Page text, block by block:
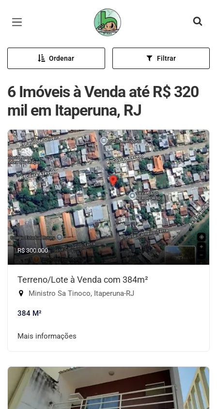
Página inicial
Ordenar Filtrar
6 Imóveis à Venda até R$ 320
mil em Itaperuna, RJ
R$ 300.000
Terreno/Lote à Venda com 384m²
Ministro Sa Tinoco, Itaperuna-RJ
384 M²
Mais informações